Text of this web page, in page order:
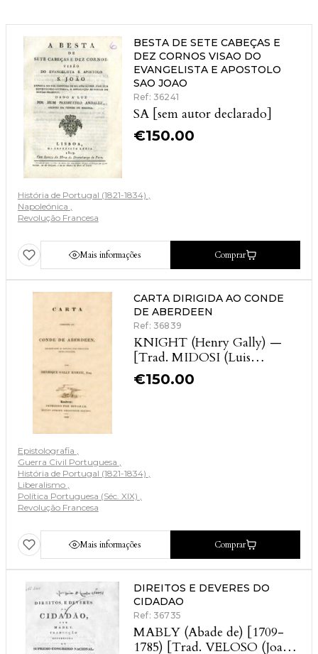
BESTA DE SETE CABEÇAS E
DEZ CORNOS VISAO DO
EVANGELISTA E APOSTOLO
SAO JOAO
Ref: 36241
SA [sem autor declarado]
€150.00
História de Portugal (1821-1834)
Napoleónica
Revolução Francesa
Mais informações Comprar
CARTA DIRIGIDA AO CONDE
DE ABERDEEN
Ref: 36839
KNIGHT (Henry Gally) —
[Trad. MIDOSI (Luis
Francisco)]
€150.00
Epistolografia
Guerra Civil Portuguesa
História de Portugal (1821-1834)
Liberalismo
Política Portuguesa (Séc. XIX)
Revolução Francesa
Mais informações Comprar
DIREITOS E DEVERES DO
CIDADAO
Ref: 36735
MABLY (Abade de) [1709-
1785) [Trad. VELOSO (Joao